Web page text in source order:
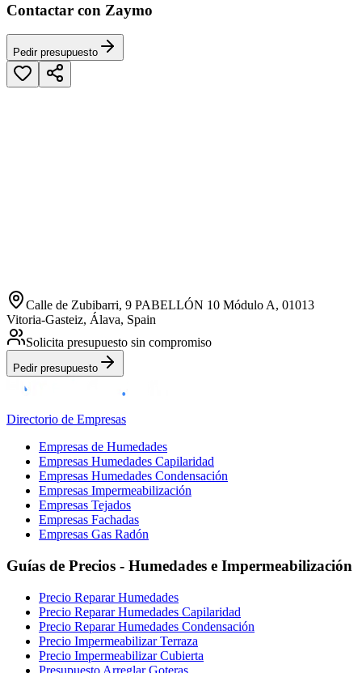
Contactar con Zaymo
Pedir presupuesto
Calle de Zubibarri, 9 PABELLÓN 10 Módulo A, 01013
Vitoria-Gasteiz, Álava, Spain
Solicita presupuesto sin compromiso
Pedir presupuesto
Directorio de Empresas
Empresas de Humedades
Empresas Humedades Capilaridad
Empresas Humedades Condensación
Empresas Impermeabilización
Empresas Tejados
Empresas Fachadas
Empresas Gas Radón
Guías de Precios - Humedades e Impermeabilización
Precio Reparar Humedades
Precio Reparar Humedades Capilaridad
Precio Reparar Humedades Condensación
Precio Impermeabilizar Terraza
Precio Impermeabilizar Cubierta
Presupuesto Arreglar Goteras